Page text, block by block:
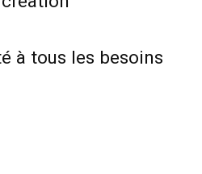
à tous les besoins